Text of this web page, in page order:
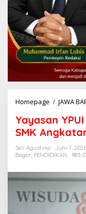
Homepage / JAWA
Yayasan
SMK
Seli Agustina
Juni 7, 2026
Bogor, PENDIDIKAN 885